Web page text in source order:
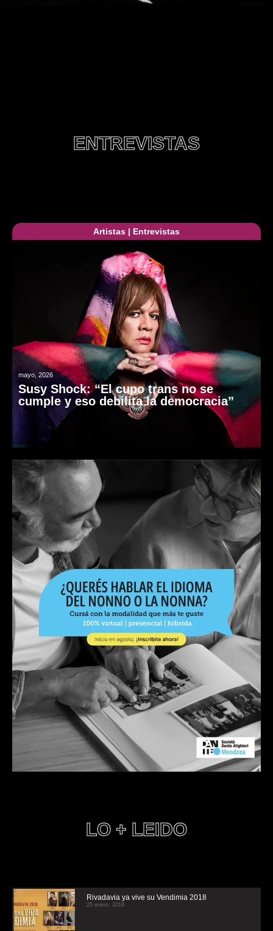
ENTREVISTAS
Artistas | Entrevistas
mayo, 2026
Susy Shock: “El cupo trans no se
cumple y eso debilita la democracia”
LO + LEIDO
Rivadavia ya vive su Vendimia 2018
25 enero, 2018